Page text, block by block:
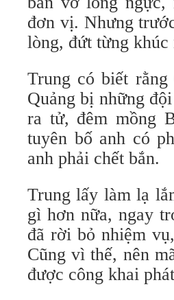
đơn vị. Nhưng
lòng, đứt từng khúc
Trung có biết
Quảng bị những
ra tử, đêm mồng
tuyên bố anh có
anh phải chết bắn.
Trung lấy làm lạ
gì hơn nữa, ngay
đã rời bỏ nhiệm
Cũng vì thế, nên
được công khai